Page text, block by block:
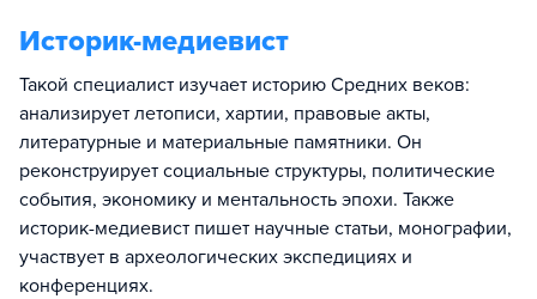
Историк-медиевист
Такой специалист изучает историю Средних веков:
анализирует летописи, хартии, правовые акты,
литературные и материальные памятники. Он
реконструирует социальные структуры, политические
события, экономику и ментальность эпохи. Также
историк-медиевист пишет научные статьи, монографии,
участвует в археологических экспедициях и
конференциях.